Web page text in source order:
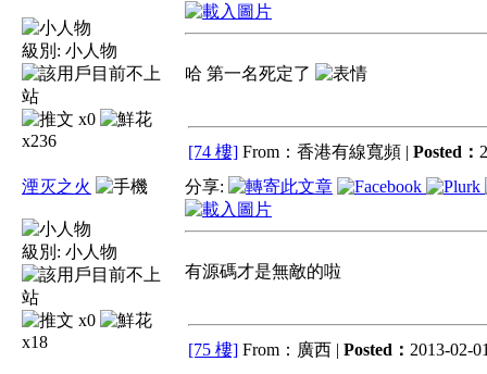
級別: 小人物
x0
x236
哈 第一名死定了
[74 樓] From：香港有線寬頻 | Posted：
湮灭之火
級別: 小人物
x0
x18
分享:
有源碼才是無敵的啦
[75 樓] From：廣西 | Posted： 2013-02-